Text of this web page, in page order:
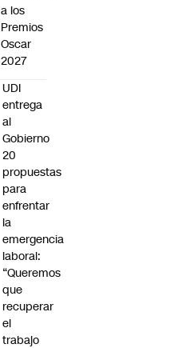
a los
Premios
Oscar
2027
UDI
entrega
al
Gobierno
20
propuestas
para
enfrentar
la
emergencia
laboral:
“Queremos
que
recuperar
el
trabajo